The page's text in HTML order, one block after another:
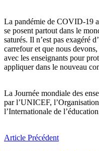
La pandémie de COVID-19
se posent partout dans le
saturés. Il n’est pas exagéré
carrefour et que nous
avec les enseignants pour
appliquer dans le nouveau
La Journée mondiale des
par l’UNICEF,
l’Internationale de
Article Précédent